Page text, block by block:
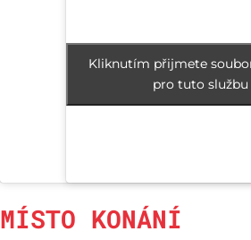
MÍSTO KONÁNÍ
Kliknutím přijmete
pro tuto službu
Kliknutím přijmete
pro tuto službu